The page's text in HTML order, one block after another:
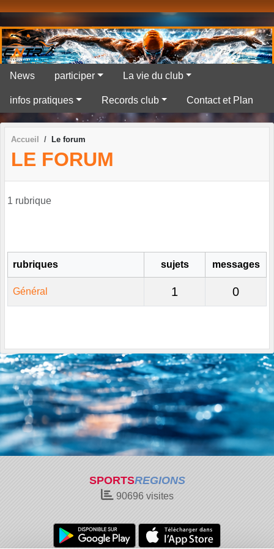
News participer La vie du club
infos pratiques Records club Contact et Plan
Accueil Le forum
LE FORUM
1 rubrique
rubriques sujets messages
Général 1 0
SPORTSREGIONS
90696visites